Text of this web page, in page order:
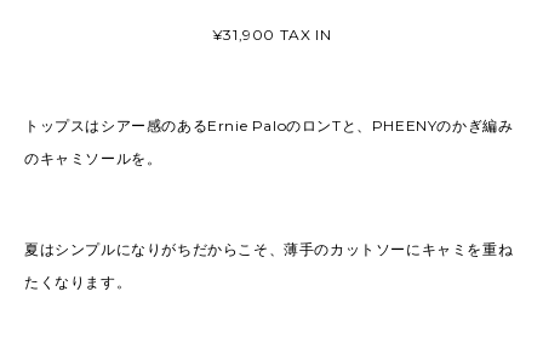
¥31,900 TAX IN
トップスはシアー感のあるErnie PaloのロンTと、PHEENYのかぎ編み
のキャミソールを。
夏はシンプルになりがちだからこそ、薄手のカットソーにキャミを重ね
たくなります。